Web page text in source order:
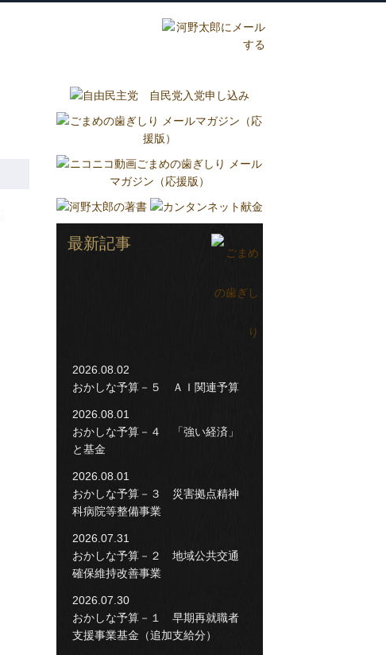
最新記事
2026.08.02
おかしな予算－５ ＡＩ関連予算
2026.08.01
おかしな予算－４ 「強い経済」
と基金
2026.08.01
おかしな予算－３ 災害拠点精神
科病院等整備事業
2026.07.31
おかしな予算－２ 地域公共交通
確保維持改善事業
2026.07.30
おかしな予算－１ 早期再就職者
支援事業基金（追加支給分）